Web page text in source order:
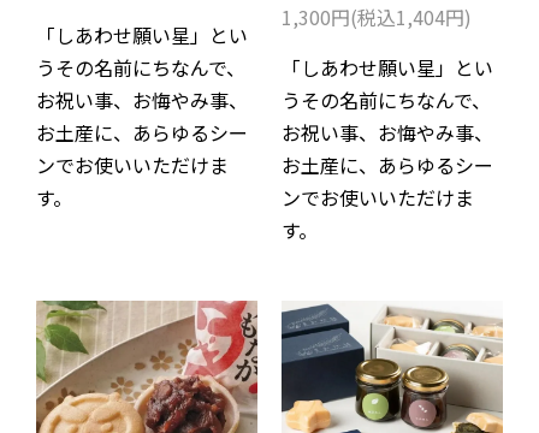
「しあわせ願い星」とい
うその名前にちなんで、
お祝い事、お悔やみ事、
お土産に、あらゆるシー
ンでお使いいただけま
す。
1,300円(税込1,404円)
「しあわせ願い星」とい
うその名前にちなんで、
お祝い事、お悔やみ事、
お土産に、あらゆるシー
ンでお使いいただけま
す。